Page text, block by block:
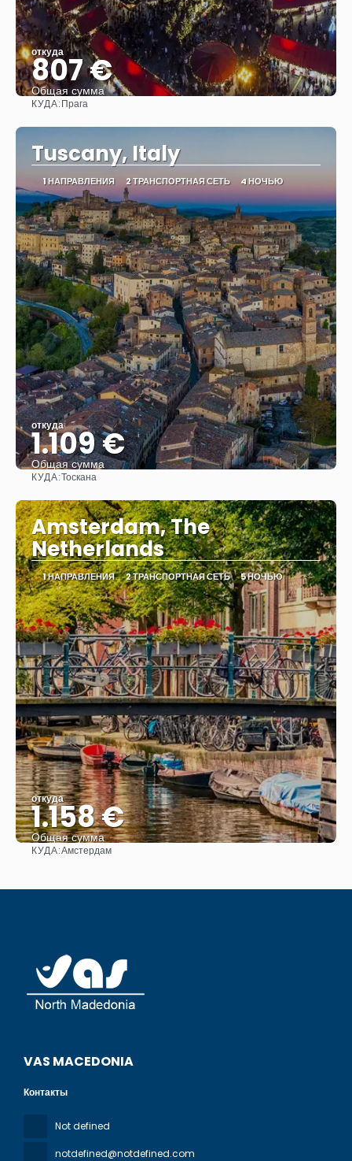
откуда
807 €
Общая сумма
КУДА:Прага
Tuscany, Italy
1 НАПРАВЛЕНИЯ 2 ТРАНСПОРТНАЯ СЕТЬ 4 НОЧЬЮ
откуда
1.109 €
Общая сумма
КУДА:Тоскана
Amsterdam, The
Netherlands
1 НАПРАВЛЕНИЯ 2 ТРАНСПОРТНАЯ СЕТЬ 5 НОЧЬЮ
откуда
1.158 €
Общая сумма
КУДА:Амстердам
VAS MACEDONIA
Контакты
Not defined
notdefined@notdefined.com